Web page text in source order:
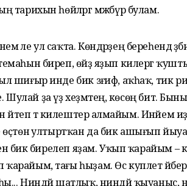
тарихын һөйләргә мәжбүр булам.
ул саҡта. Көндәрҙең береһендә
биреп, өйҙә яҙып килергә
шиғыр инде бик зәғиф, аҡһаҡ, тик
Шулай ҙа үҙ хеҙмәтең, көсөң бит.
тә килештерә алмайым. Инәйем
өҫтөнә ултыртҡан да бик ашығып
бик бирелеп яҙам. Уҡып ҡарайым –
тағы һыҙам. Өс куплет
Ниндәй шатлыҡ, ниндәй ҡыуаныс,